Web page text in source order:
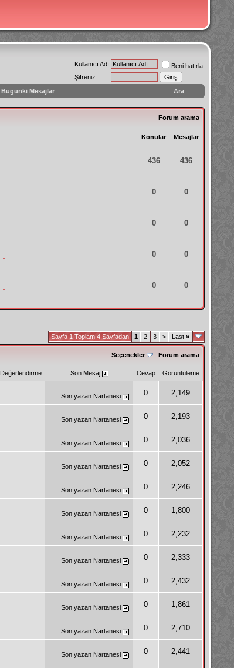
Kullanıcı Adı
Beni hatırla
Şifreniz
Bugünki Mesajlar Ara
Forum arama
Konular Mesajlar
436 436
0 0
0 0
0 0
0 0
Sayfa 1 Toplam 4 Sayfadan 1 2 3 > Last »
Seçenekler Forum arama
Değerlendirme Son Mesaj Cevap Görüntüleme
Son yazan Nartanesi 0 2,149
Son yazan Nartanesi 0 2,193
Son yazan Nartanesi 0 2,036
Son yazan Nartanesi 0 2,052
Son yazan Nartanesi 0 2,246
Son yazan Nartanesi 0 1,800
Son yazan Nartanesi 0 2,232
Son yazan Nartanesi 0 2,333
Son yazan Nartanesi 0 2,432
Son yazan Nartanesi 0 1,861
Son yazan Nartanesi 0 2,710
Son yazan Nartanesi 0 2,441